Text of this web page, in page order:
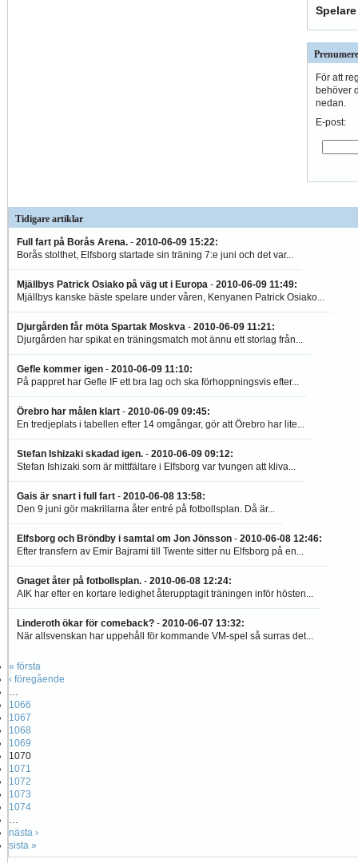
För att
behöver
nedan.
E-post:
Tidigare artiklar
Full fart på Borås Arena. - 2010-06-09 15:22:
Borås stolthet, Elfsborg startade sin träning 7:e juni och det var...
Mjällbys Patrick Osiako på väg ut i Europa - 2010-06-09 11:49:
Mjällbys kanske bäste spelare under våren, Kenyanen Patrick Osiako...
Djurgården får möta Spartak Moskva - 2010-06-09 11:21:
Djurgården har spikat en träningsmatch mot ännu ett storlag från...
Gefle kommer igen - 2010-06-09 11:10:
På pappret har Gefle IF ett bra lag och ska förhoppningsvis efter...
Örebro har målen klart - 2010-06-09 09:45:
En tredjeplats i tabellen efter 14 omgångar, gör att Örebro har lite...
Stefan Ishizaki skadad igen. - 2010-06-09 09:12:
Stefan Ishizaki som är mittfältare i Elfsborg var tvungen att kliva...
Gais är snart i full fart - 2010-06-08 13:58:
Den 9 juni gör makrillarna åter entré på fotbollsplan. Då är...
Elfsborg och Bröndby i samtal om Jon Jönsson - 2010-06-08 12:46:
Efter transfern av Emir Bajrami till Twente sitter nu Elfsborg på en...
Gnaget åter på fotbollsplan. - 2010-06-08 12:24:
AIK har efter en kortare ledighet återupptagit träningen inför hösten...
Linderoth ökar för comeback? - 2010-06-07 13:32:
När allsvenskan har uppehåll för kommande VM-spel så surras det...
« första
‹ föregående
…
1066
1067
1068
1069
1070
1071
1072
1073
1074
…
nästa ›
sista »